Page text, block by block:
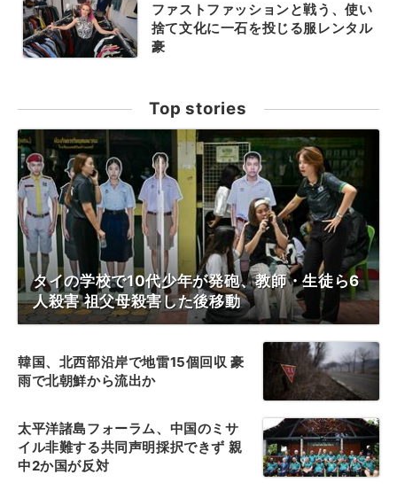
ファストファッションと戦う、使い
捨て文化に一石を投じる服レンタル
豪
Top stories
タイの学校で10代少年が発砲、教師・生徒ら6
人殺害 祖父母殺害した後移動
韓国、北西部沿岸で地雷15個回収 豪
雨で北朝鮮から流出か
太平洋諸島フォーラム、中国のミサ
イル非難する共同声明採択できず 親
中2か国が反対